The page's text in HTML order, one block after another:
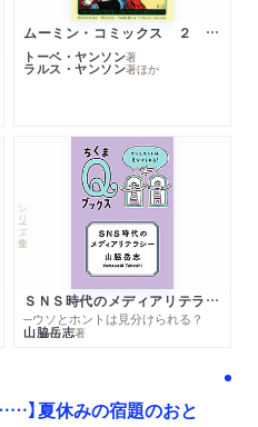
ムーミン・コミックス ２ あこがれの遠い土地
トーベ・ヤンソン著
ラルス・ヤンソン著ほか
シリーズ・全集
ＳＮＳ時代のメディアリテラシー
─ウソとホントは見分けられる？
山脇岳志著
】夏休みの宿題のおと